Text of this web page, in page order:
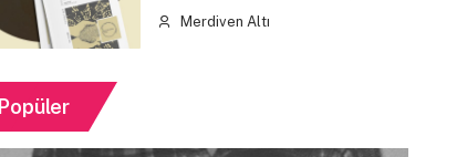
Merdiven Altı
Popüler